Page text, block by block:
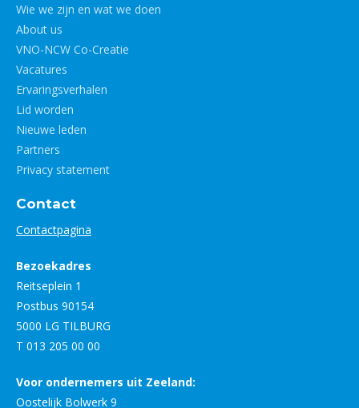
Wie we zijn en wat we doen
About us
VNO-NCW Co-Creatie
Vacatures
Ervaringsverhalen
Lid worden
Nieuwe leden
Partners
Privacy statement
Contact
Contactpagina
Bezoekadres
Reitseplein 1
Postbus 90154
5000 LG TILBURG
T 013 205 00 00
Voor ondernemers uit Zeeland:
Oostelijk Bolwerk 9